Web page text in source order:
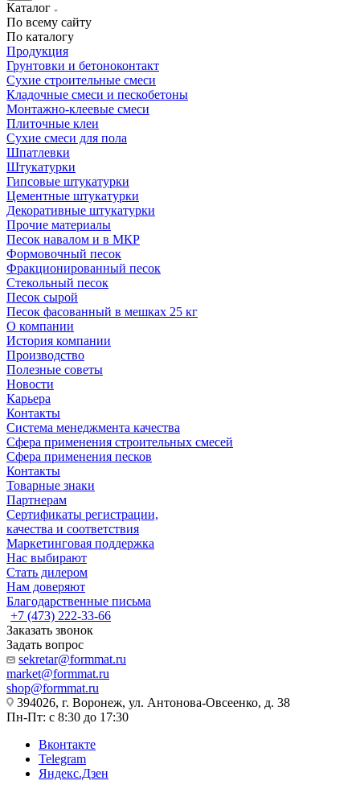
Каталог
По всему сайту
По каталогу
Продукция
Грунтовки и бетоноконтакт
Сухие строительные смеси
Кладочные смеси и пескобетоны
Монтажно-клеевые смеси
Плиточные клеи
Сухие смеси для пола
Шпатлевки
Штукатурки
Гипсовые штукатурки
Цементные штукатурки
Декоративные штукатурки
Прочие материалы
Песок навалом и в МКР
Формовочный песок
Фракционированный песок
Стекольный песок
Песок сырой
Песок фасованный в мешках 25 кг
О компании
История компании
Производство
Полезные советы
Новости
Карьера
Контакты
Система менеджмента качества
Сфера применения строительных смесей
Сфера применения песков
Контакты
Товарные знаки
Партнерам
Сертификаты регистрации,
качества и соответствия
Маркетинговая поддержка
Нас выбирают
Стать дилером
Нам доверяют
Благодарственные письма
+7 (473) 222-33-66
Заказать звонок
Задать вопрос
sekretar@formmat.ru
market@formmat.ru
shop@formmat.ru
394026, г. Воронеж, ул. Антонова-Овсеенко, д. 38
Пн-Пт: с 8:30 до 17:30
Вконтакте
Telegram
Яндекс.Дзен